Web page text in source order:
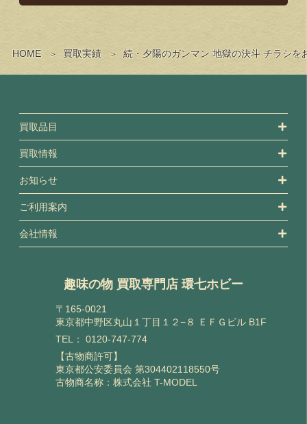
HOME 買取実績 続・夕陽のガンマン 地獄の決斗 チラシ
買取品目
買取情報
お知らせ
ご利用案内
会社情報
趣味の物 買取専門店 環七ホビー
〒165-0021
東京都中野区丸山１丁目１２−８ ＥＦＧビル B1F
TEL： 0120-747-774
【古物商許可】
東京都公安委員会 第304402118550号
古物商名称：株式会社 T-MODEL